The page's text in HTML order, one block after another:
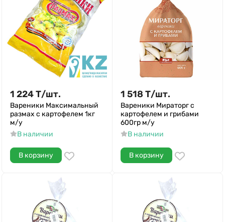
1 224Т/шт.
Вареники Максимальный
размах с картофелем 1кг
м/у
В наличии
В корзину
1 518 Т/шт.
Вареники Мираторг с
картофелем и грибами
600гр м/у
В наличии
В корзину